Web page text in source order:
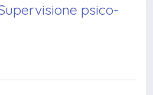
psico-